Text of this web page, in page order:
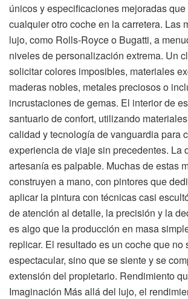
únicos y especificaciones mejoradas
cualquier otro coche en la carretera. Las
lujo, como Rolls-Royce o Bugatti, a
niveles de personalización extrema. Un
solicitar colores imposibles, materiales
maderas nobles, metales preciosos o
incrustaciones de gemas. El interior de
santuario de confort, utilizando
calidad y tecnología de vanguardia para
experiencia de viaje sin precedentes. La
artesanía es palpable. Muchas de estas
construyen a mano, con pintores que
aplicar la pintura con técnicas casi
de atención al detalle, la precisión y la
es algo que la producción en masa
replicar. El resultado es un coche que no
espectacular, sino que se siente y se
extensión del propietario. Rendimiento
Imaginación Más allá del lujo, el